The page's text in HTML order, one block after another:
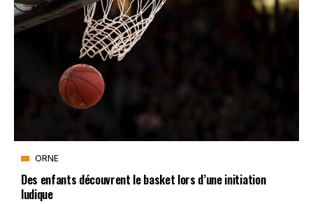
ORNE
Des enfants découvrent le basket lors d’une initiation
ludique